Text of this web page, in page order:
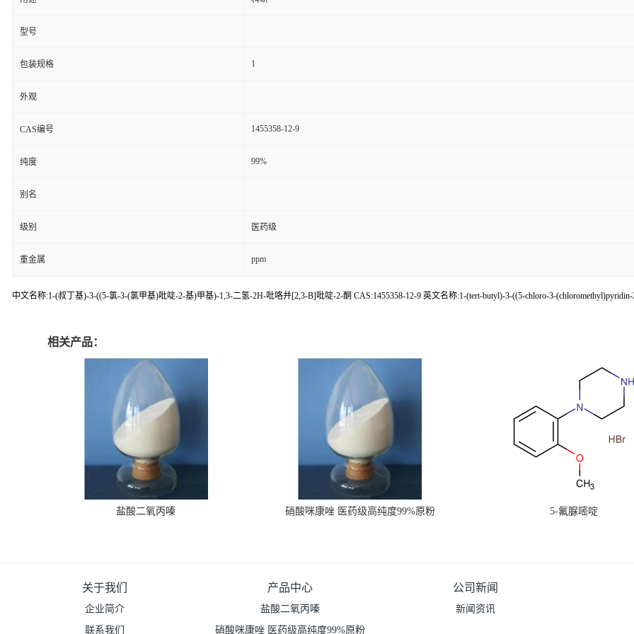
型号
包装规格 1
外观
CAS编号 1455358-12-9
纯度 99%
别名
级别 医药级
重金属 ppm
中文名称:1-(叔丁基)-3-((5-氯-3-(氯甲基)吡啶-2-基)甲基)-1,3-二氢-2H-吡咯并[2,3-B]吡啶-2-酮 CAS:1455358-12-9 英文名称:1-(tert-butyl)-3-((5-chloro-3-
相关产品：
盐酸二氧丙嗪 硝酸咪康唑 医药级高纯度99%原粉 5-氟脲嘧啶
关于我们
企业简介
联系我们
产品中心
盐酸二氧丙嗪
硝酸咪康唑 医药级高纯度99%原粉
公司新闻
新闻资讯